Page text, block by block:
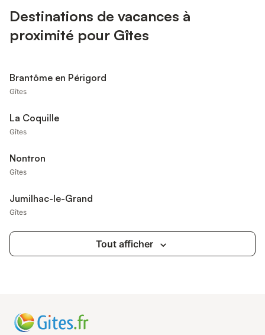
Destinations de vacances à
proximité pour Gîtes
Brantôme en Périgord
Gîtes
La Coquille
Gîtes
Nontron
Gîtes
Jumilhac-le-Grand
Gîtes
Tout afficher